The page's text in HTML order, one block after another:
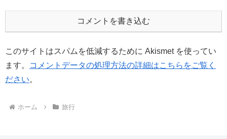
コメントを書き込む
このサイトはスパムを低減するために Akismet を使ってい
ます。
コメントデータの処理方法の詳細はこちらをご覧く
ださい。
ホーム 旅行